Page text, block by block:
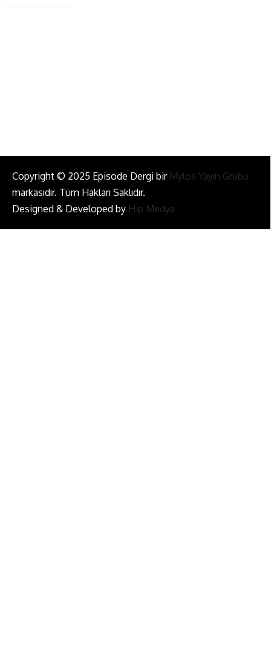
+90 543 345 46 00
Copyright © 2025 Episode Dergi bir Mylos Yayın Grubu
markasıdır. Tüm Hakları Saklıdır.
Designed & Developed by Hip Medya